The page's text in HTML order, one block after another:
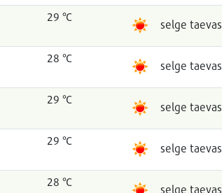
29 °C
selge taevas
28 °C
selge taevas
29 °C
selge taevas
29 °C
selge taevas
28 °C
selge taevas